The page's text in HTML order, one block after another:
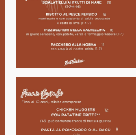
ORARIO
(Giovedi) 8:30 pm -
SCARICA